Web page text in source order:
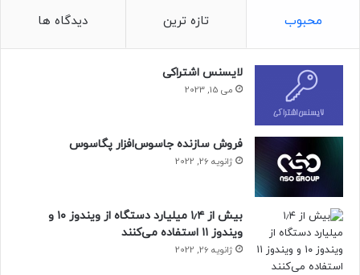
محبوب تازه ترین دیدگاه ها
لایسنس اشتراکی
می 15, 2023
فروش سازنده جاسوس‌افزار پگاسوس
ژانویه 26, 2022
بیش از ۱٫۴ میلیارد دستگاه از ویندوز ۱۰ و
ویندوز ۱۱ استفاده می‌کنند
ژانویه 26, 2022